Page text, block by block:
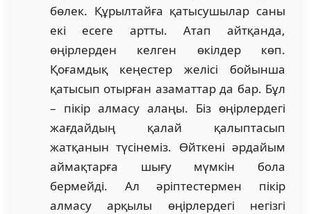
бөлек. Құрылтайға қатысушылар саны
екі есеге артты. Атап айтқанда,
өңірлерден келген өкілдер көп.
Қоғамдық кеңестер желісі бойынша
қатысып отырған азаматтар да бар. Бұл
– пікір алмасу алаңы. Біз өңірлердегі
жағдайдың қалай қалыптасып
жатқанын түсінеміз. Өйткені әрдайым
аймақтарға шығу мүмкін бола
бермейді. Ал әріптестермен пікір
алмасу арқылы өңірлердегі негізгі